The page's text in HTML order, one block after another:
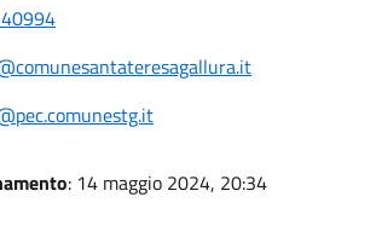
: 14 maggio 2024, 20:34